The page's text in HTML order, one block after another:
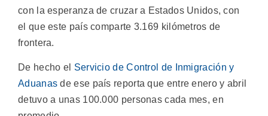
con la esperanza de cruzar a Estados Unidos, con
el que este país comparte 3.169 kilómetros de
frontera.
De hecho el Servicio de Control de Inmigración y
Aduanas de ese país reporta que entre enero y abril
detuvo a unas 100.000 personas cada mes, en